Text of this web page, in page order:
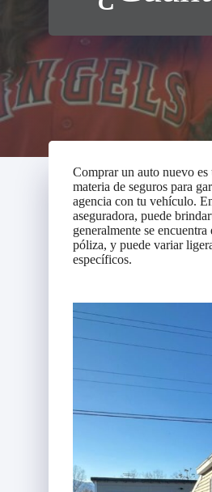
Comprar un auto nuevo
materia de seguros para
agencia con tu vehículo.
aseguradora, puede
generalmente se
póliza, y puede variar
específicos.